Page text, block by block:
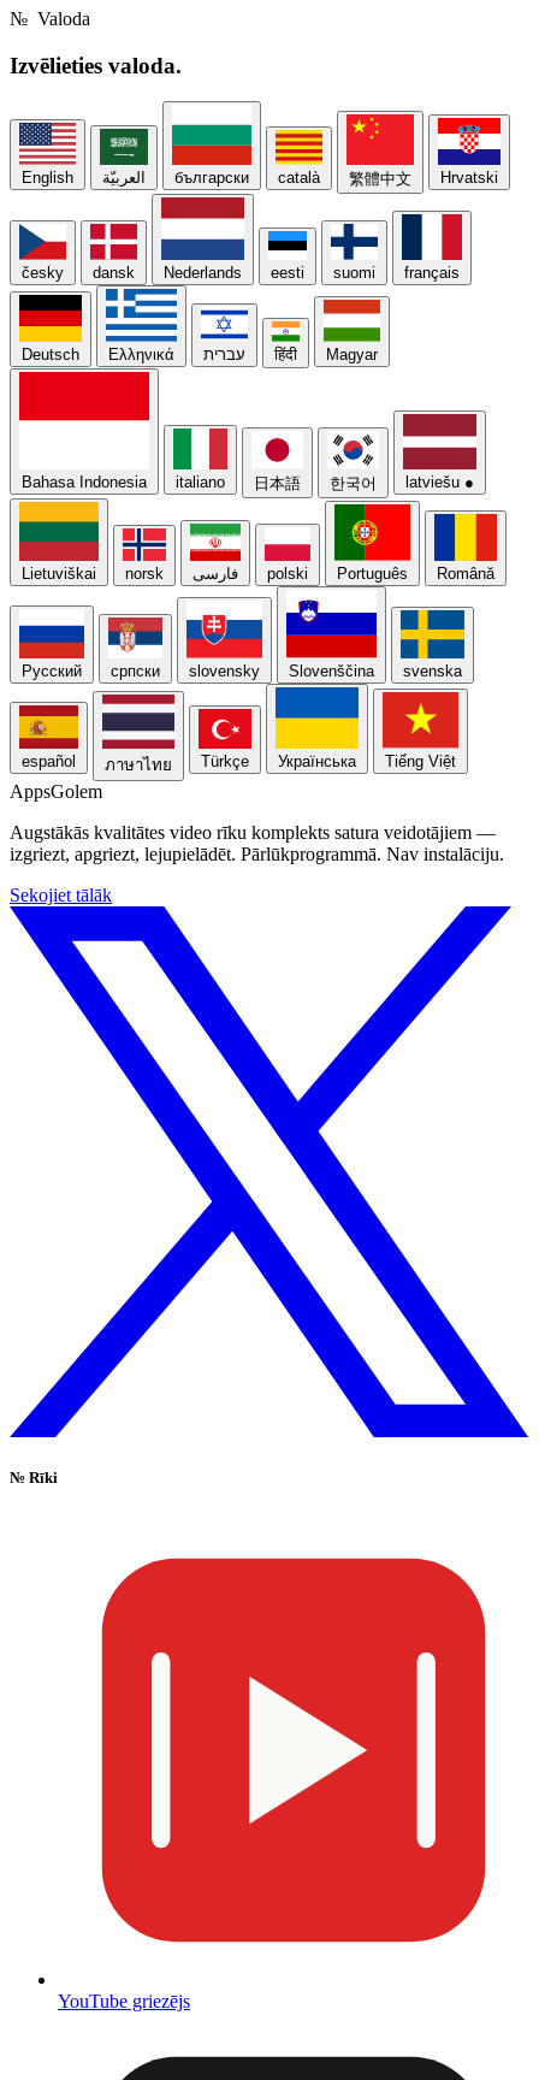
№ Valoda
Izvēlieties valoda.
English العربيّة български català 繁體中文 Hrvatski
česky dansk Nederlands eesti suomi français
Deutsch Ελληνικά עברית हिंदी Magyar
Bahasa Indonesia italiano 日本語 한국어 latviešu ●
Lietuviškai norsk فارسی polski Português Română
Русский српски slovensky Slovenščina svenska
español ภาษาไทย Türkçe Українська Tiếng Việt
AppsGolem
Augstākās kvalitātes video rīku komplekts satura veidotājiem —
izgriezt, apgriezt, lejupielādēt. Pārlūkprogrammā. Nav instalāciju.
Sekojiet tālāk
№ Rīki
YouTube griezējs